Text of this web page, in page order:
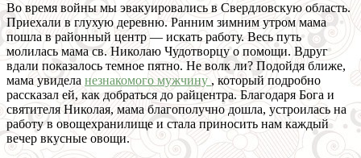
Во время войны мы эвакуировались в Свердловскую область.
Приехали в глухую деревню. Ранним зимним утром мама
пошла в районный центр — искать работу. Весь путь
молилась мама св. Николаю Чудотворцу о помощи. Вдруг
вдали показалось темное пятно. Не волк ли? Подойдя ближе,
мама увидела незнакомого мужчину , который подробно
рассказал ей, как добраться до райцентра. Благодаря Бога и
святителя Николая, мама благополучно дошла, устроилась на
работу в овощехранилище и стала приносить нам каждый
вечер вкусные овощи.